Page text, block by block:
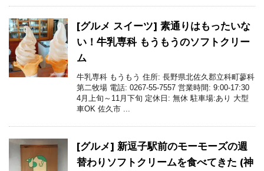
[グルメ スイーツ] 素通りはもったいな
い！牛乳専科 もうもうのソフトクリー
ム
牛乳専科 もうもう 住所: 長野県北佐久郡立科町蓼科
第二牧場 電話: 0267-55-7557 営業時間: 9:00-17:30
4月上旬～11月下旬 定休日: 無休 駐車場:あり 大型
車OK 佐久市 ...
[グルメ] 新逗子駅前のモーモーズの週
替わりソフトクリームを食べてきた (神